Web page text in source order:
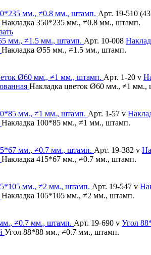
Арт. 19-510
Накладка 350*235 мм., ≠0.8 мм., штамп.
Арт. 10-008
Накладка Ø55 мм., ≠1.5 мм., штамп.
Арт. 1-20 v
Накладка цветок Ø60 мм., ≠1 мм.,
Арт. 1-57 v
Накладка 100*85 мм., ≠1 мм., штамп.
Арт. 19-382 v
Накладка 415*67 мм., ≠0.7 мм., штамп.
Арт. 19-547 v
Накладка 105*105 мм., ≠2 мм., штамп.
Арт. 19-690 v Угол
Угол 88*88 мм., ≠0.7 мм., штамп.